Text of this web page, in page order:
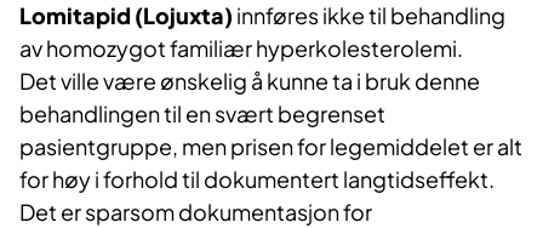
Lomitapid (Lojuxta) innføres ikke til behandling
av homozygot familiær hyperkolesterolemi.
Det ville være ønskelig å kunne ta i bruk denne
behandlingen til en svært begrenset
pasientgruppe, men prisen for legemiddelet er alt
for høy i forhold til dokumentert langtidseffekt.
Det er sparsom dokumentasjon for